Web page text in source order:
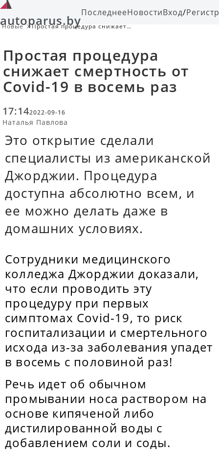
autoparus.byПоследнееНовостиВход/
Новые
Простая процедура снижает
Простая процедура
снижает смертность от
Covid-19 в восемь раз
17:142022-09-16
Наталья Павлова
Это открытие сделали
специалисты из американской
Джорджии. Процедура
доступна абсолютно всем, и
ее можно делать даже в
домашних условиях.
Сотрудники медицинского
колледжа Джорджии доказали,
что если проводить эту
процедуру при первых
симптомах Covid-19, то риск
госпитализации и смертельного
исхода из-за заболевания упадет
в восемь с половиной раз!
Речь идет об обычном
промывании носа раствором на
основе кипяченой либо
дистилированной воды с
добавлением соли и соды.